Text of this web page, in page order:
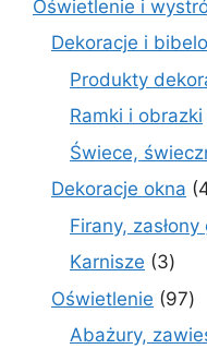
Oświetlenie i
Dekoracje i
Produkty
Ramki i obrazki
Świece,
Dekoracje okna
Firany,
Karnisze 33
Oświetlenie 9797
Abażury,